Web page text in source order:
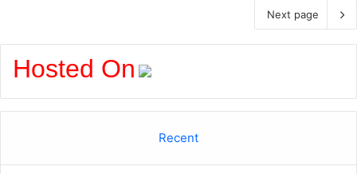
Next page
Hosted On
Recent